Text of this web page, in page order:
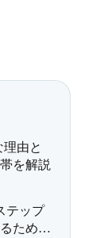
由と
を解説
テップ
ための